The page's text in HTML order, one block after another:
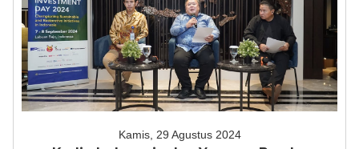
Kamis, 29 Agustus 2024